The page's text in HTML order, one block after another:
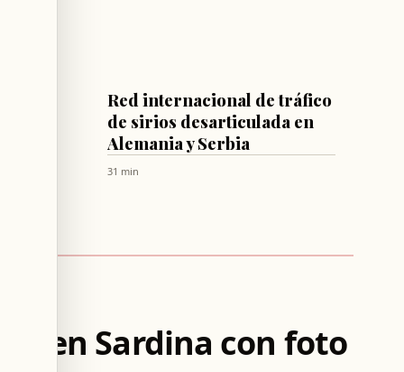
MUNDO
Red internacional de tráfico
de sirios desarticulada en
Alemania y Serbia
31 min
en Sardina con foto